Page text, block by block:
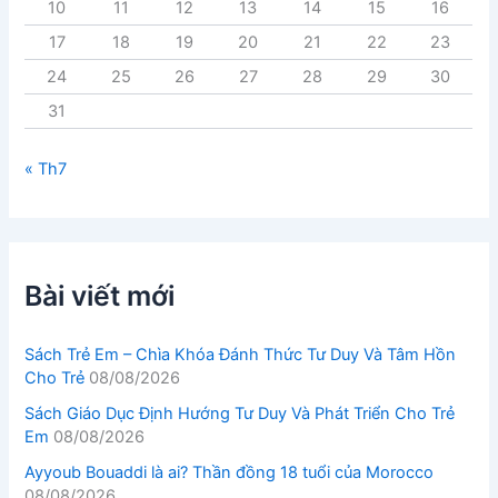
10
11 12 13 14 15
16
17
18 19 20 21 22
23
24
25 26 27 28 29
30
31
« Th7
Bài viết mới
Sách Trẻ Em – Chìa Khóa Đánh Thức Tư Duy Và Tâm Hồn
Cho Trẻ 08/08/2026
Sách Giáo Dục Định Hướng Tư Duy Và Phát Triển Cho Trẻ
Em 08/08/2026
Ayyoub Bouaddi là ai? Thần đồng 18 tuổi của Morocco